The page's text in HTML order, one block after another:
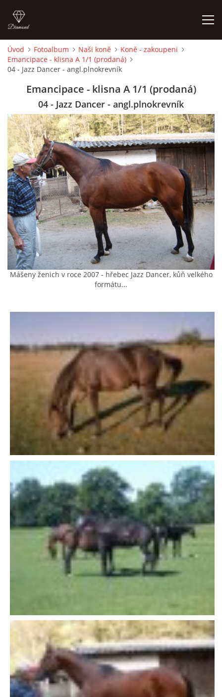
ÚVOD
KONTAKT
VÝCVIK KONÍ
STÁJ ECOLA (HAKLOVY DVORY)
ECOLA EQUESTRIAN
PROBĚHLÉ AKCE
AKCE 2025
AKCE 2026
© 2026 eStránky.cz
Úvod Fotoalbum Naši koně
Koně - zakoupeni
Emancipace - klisna A 1/1 (prodaná)
04 - Jazz Dancer - angl.plnokrevník
Emancipace - klisna A 1/1 (prodaná)
04 - Jazz Dancer - angl.plnokrevník
Mášeny ženich v roce 2007 - hřebec Jazz Dancer, kůň velkého
formátu...